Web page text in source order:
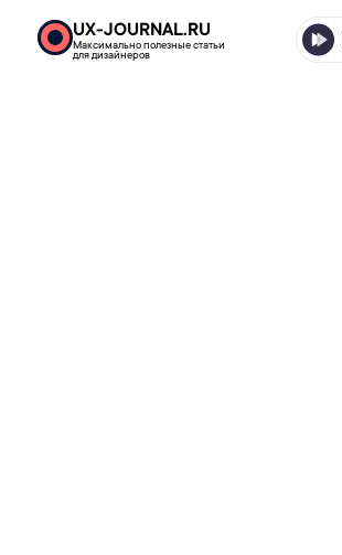
UX-JOURNAL.RU
Максимально полезные статьи
для дизайнеров